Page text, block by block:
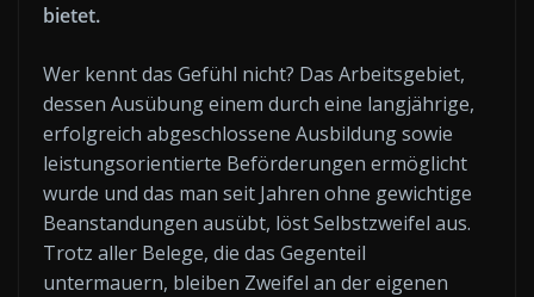
bietet.
Wer kennt das Gefühl nicht? Das Arbeitsgebiet,
dessen Ausübung einem durch eine langjährige,
erfolgreich abgeschlossene Ausbildung sowie
leistungsorientierte Beförderungen ermöglicht
wurde und das man seit Jahren ohne gewichtige
Beanstandungen ausübt, löst Selbstzweifel aus.
Trotz aller Belege, die das Gegenteil
untermauern, bleiben Zweifel an der eigenen